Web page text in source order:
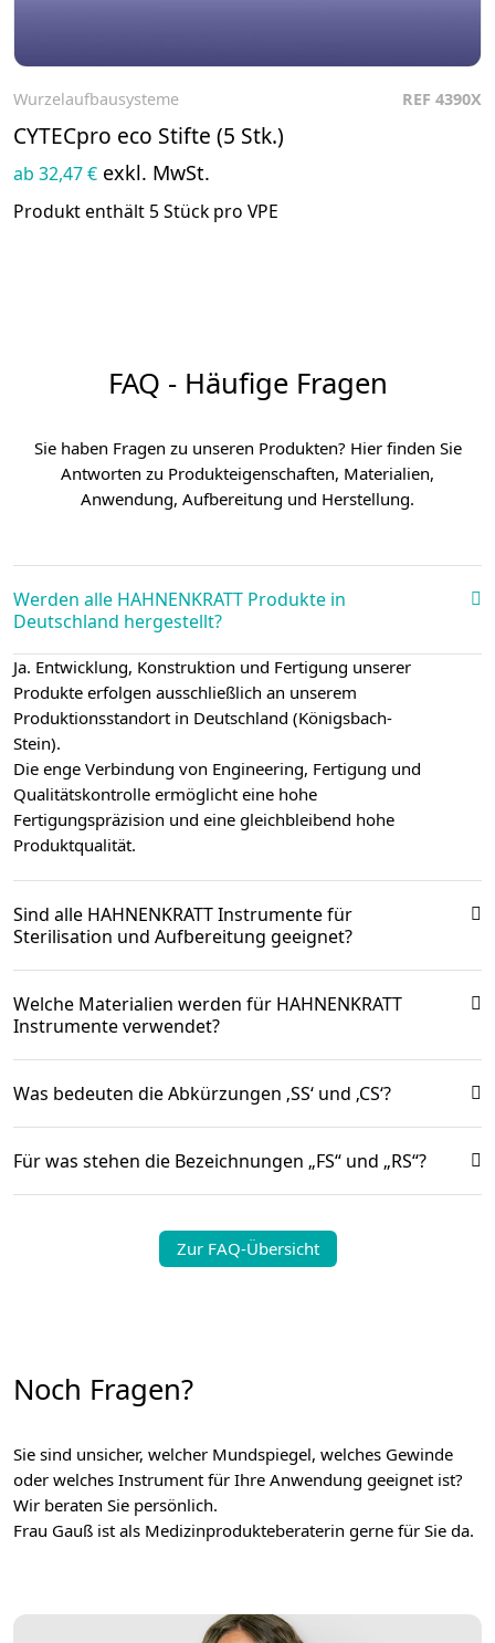
Wurzelaufbausysteme REF 4390X
CYTECpro eco Stifte (5 Stk.)
ab 32,47 € exkl. MwSt.
Produkt enthält 5 Stück pro VPE
FAQ - Häufige Fragen
Sie haben Fragen zu unseren Produkten? Hier finden Sie
Antworten zu Produkteigenschaften, Materialien,
Anwendung, Aufbereitung und Herstellung.
Werden alle HAHNENKRATT Produkte in
Deutschland hergestellt?
Ja. Entwicklung, Konstruktion und Fertigung unserer
Produkte erfolgen ausschließlich an unserem
Produktionsstandort in Deutschland (Königsbach-
Stein).
Die enge Verbindung von Engineering, Fertigung und
Qualitätskontrolle ermöglicht eine hohe
Fertigungspräzision und eine gleichbleibend hohe
Produktqualität.
Sind alle HAHNENKRATT Instrumente für
Sterilisation und Aufbereitung geeignet?
Welche Materialien werden für HAHNENKRATT
Instrumente verwendet?
Was bedeuten die Abkürzungen ‚SS‘ und ‚CS‘?
Für was stehen die Bezeichnungen „FS“ und „RS“?
Zur FAQ-Übersicht
Noch Fragen?
Sie sind unsicher, welcher Mundspiegel, welches Gewinde
oder welches Instrument für Ihre Anwendung geeignet ist?
Wir beraten Sie persönlich.
Frau Gauß ist als Medizinprodukteberaterin gerne für Sie da.